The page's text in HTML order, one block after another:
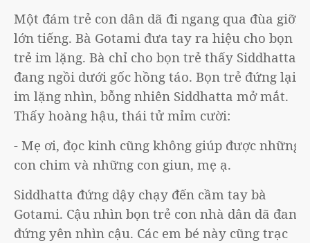
Một đám trẻ con dân dã đi ngang qua đùa giỡn
lớn tiếng. Bà Gotami đưa tay ra hiệu cho bọn
trẻ im lặng. Bà chỉ cho bọn trẻ thấy Siddhatta
đang ngồi dưới gốc hồng táo. Bọn trẻ đứng lại
im lặng nhìn, bỗng nhiên Siddhatta mở mắt.
Thấy hoàng hậu, thái tử mỉm cười:
- Mẹ ơi, đọc kinh cũng không giúp được những
con chim và những con giun, mẹ ạ.
Siddhatta đứng dậy chạy đến cầm tay bà
Gotami. Cậu nhìn bọn trẻ con nhà dân dã đang
đứng yên nhìn cậu. Các em bé này cũng trạc